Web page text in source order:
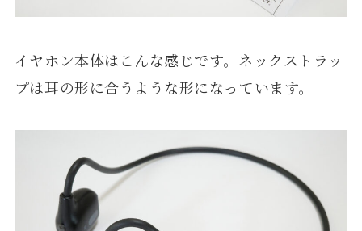
イヤホン本体はこんな感じです。ネックストラッ
プは耳の形に合うような形になっています。